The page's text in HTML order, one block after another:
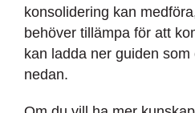
konsolidering kan medföra
behöver tillämpa för att
kan ladda ner guiden som
nedan.